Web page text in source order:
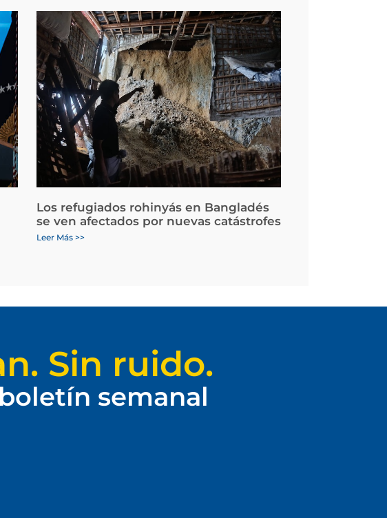
Los refugiados rohinyás en Bangladés
se ven afectados por nuevas catástrofes
Leer Más >>
Sin ruido.
semanal